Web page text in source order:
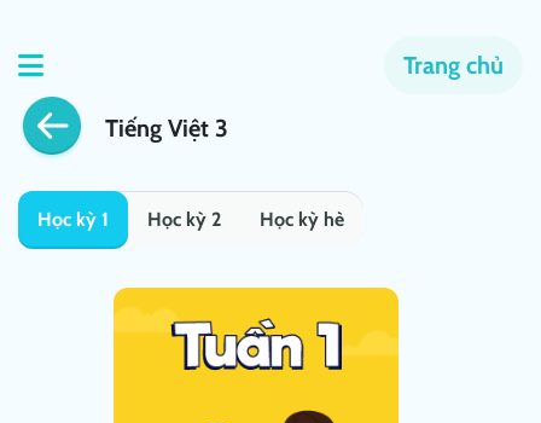
Trang chủ
Tiếng Việt 3
Học kỳ 1 Học kỳ 2 Học kỳ hè